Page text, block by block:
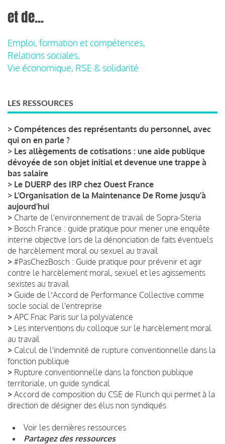
et de...
Emploi, formation et compétences,
Relations sociales,
Vie économique, RSE & solidarité
LES RESSOURCES
> Compétences des représentants du personnel, avec
qui on en parle ?
> Les allègements de cotisations : une aide publique
dévoyée de son objet initial et devenue une trappe à
bas salaire
> Le DUERP des IRP chez Ouest France
> L’Organisation de la Maintenance De Rome jusqu’à
aujourd’hui
> Charte de l'environnement de travail de Sopra-Steria
> Bosch France : guide pratique pour mener une enquête
interne objective lors de la dénonciation de faits éventuels
de harcèlement moral ou sexuel au travail
> #PasChezBosch : Guide pratique pour prévenir et agir
contre le harcèlement moral, sexuel et les agissements
sexistes au travail
> Guide de lʼAccord de Performance Collective comme
socle social de l'entreprise
> APC Fnac Paris sur la polyvalence
> Les interventions du colloque sur le harcèlement moral
au travail
> Calcul de l'indemnité de rupture conventionnelle dans la
fonction publique
> Rupture conventionnelle dans la fonction publique
territoriale, un guide syndical
> Accord de composition du CSE de Flunch qui permet à la
direction de désigner des élus non syndiqués
Voir les dernières ressources
Partagez des ressources